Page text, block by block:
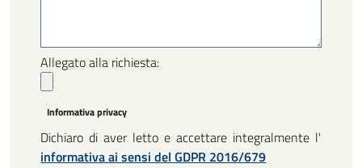
Allegato alla richiesta:
Informativa privacy
Dichiaro di aver letto e accettare integralmente l'
informativa ai sensi del GDPR 2016/679